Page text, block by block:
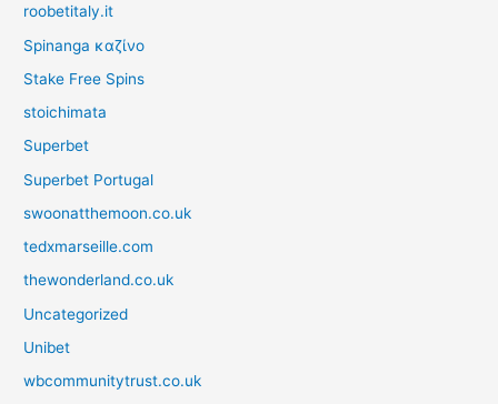
roobetitaly.it
Spinanga καζίνο
Stake Free Spins
stoichimata
Superbet
Superbet Portugal
swoonatthemoon.co.uk
tedxmarseille.com
thewonderland.co.uk
Uncategorized
Unibet
wbcommunitytrust.co.uk